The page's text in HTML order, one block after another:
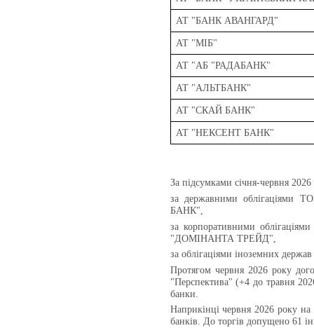
АТ "БАНК АВАНГАРД"
АТ "МІБ"
АТ "АБ "РАДАБАНК"
АТ "АЛЬТБАНК"
АТ "СКАЙ БАНК"
АТ "НЕКСЕНТ БАНК"
За підсумками січня-червня
за державними
БАНК",
за корпоративними
"ДОМІНАНТА ТРЕЙД",
за облігаціями іноземних
Протягом червня 2026 року
"Перспектива" (+4 до травня
банки.
Наприкінці червня 2026 року
банків. До торгів допущено 61